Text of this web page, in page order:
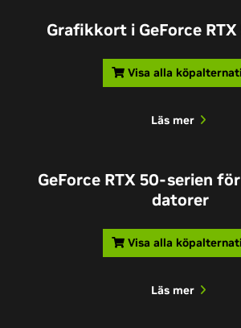
Grafikkort i GeForce
Visa alla
Läs mer
GeForce RTX 50-serien
datorer
Visa alla
Läs mer